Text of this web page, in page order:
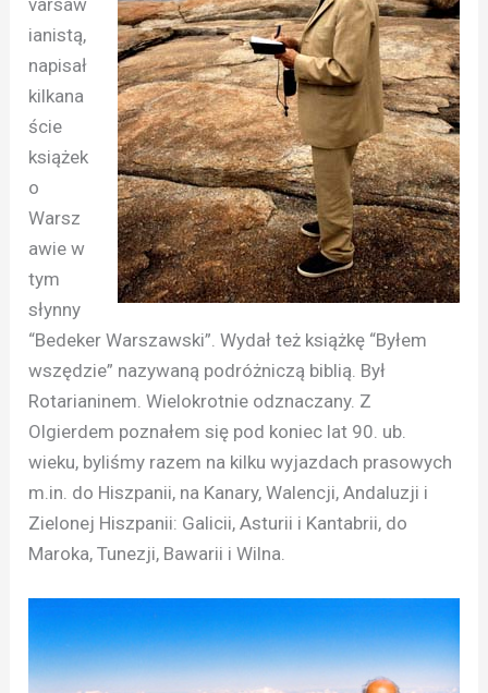
varsaw
ianistą,
napisał
kilkana
ście
książek
o
Warsz
awie w
tym
słynny
“Bedeker Warszawski”. Wydał też książkę “Byłem
wszędzie” nazywaną podróżniczą biblią. Był
Rotarianinem. Wielokrotnie odznaczany. Z
Olgierdem poznałem się pod koniec lat 90. ub.
wieku, byliśmy razem na kilku wyjazdach prasowych
m.in. do Hiszpanii, na Kanary, Walencji, Andaluzji i
Zielonej Hiszpanii: Galicii, Asturii i Kantabrii, do
Maroka, Tunezji, Bawarii i Wilna.